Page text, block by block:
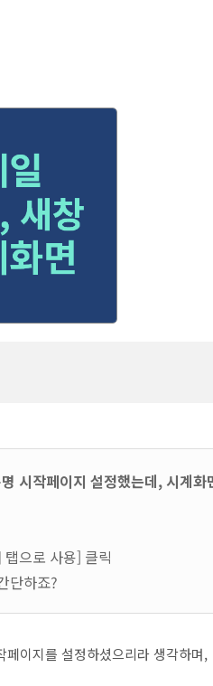
실행시 내가 설정한 페
시작페이지 설정했는데, 시계화
으로 사용] 클릭
단하죠?
이지를 설정하셨으리라 생각하며,